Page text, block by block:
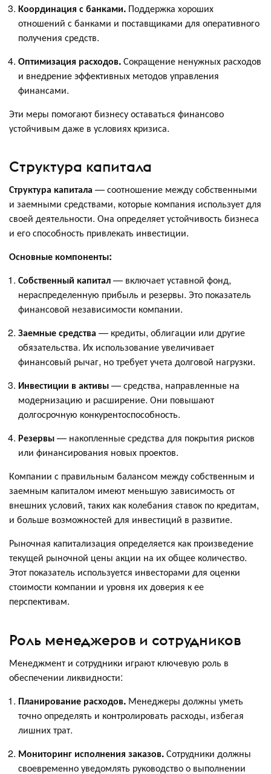
Координация с банками. Поддержка хороших
отношений с банками и поставщиками для оперативного
получения средств.
Оптимизация расходов.Сокращение ненужных расходов
и внедрение эффективных методов управления
финансами.
Эти меры помогают бизнесу оставаться финансово
устойчивым даже в условиях кризиса.
Структура капитала
Структура капитала — соотношение между собственными
и заемными средствами, которые компания использует для
своей деятельности. Она определяет устойчивость бизнеса
и его способность привлекать инвестиции.
Основные компоненты:
Собственный капитал— включает уставной фонд,
нераспределенную прибыль и резервы. Это показатель
финансовой независимости компании.
Заемные средства — кредиты, облигации или другие
обязательства. Их использование увеличивает
финансовый рычаг, но требует учета долговой нагрузки.
Инвестиции в активы— средства, направленные на
модернизацию и расширение. Они повышают
долгосрочную конкурентоспособность.
Резервы— накопленные средства для покрытия рисков
или финансирования новых проектов.
Компании с правильным балансом между собственным и
заемным капиталом имеют меньшую зависимость от
внешних условий, таких как колебания ставок по кредитам,
и больше возможностей для инвестиций в развитие.
Рыночная капитализация определяется как произведение
текущей рыночной цены акции на их общее количество.
Этот показатель используется инвесторами для оценки
стоимости компании и уровня их доверия к ее
перспективам.
Роль менеджеров и сотрудников
Менеджмент и сотрудники играют ключевую роль в
обеспечении ликвидности:
Планирование расходов. Менеджеры должны уметь
точно определять и контролировать расходы, избегая
лишних трат.
Мониторинг исполнения заказов.Сотрудники должны
своевременно уведомлять руководство о выполнении